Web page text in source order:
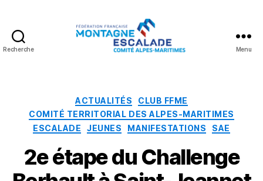
Recherche
Escalade
Menu
Catégories
ACTUALITÉS
CLUB FFME
COMITÉ TERRITORIAL DES ALPES-MARITIMES
ESCALADE
JEUNES MANIFESTATIONS SAE
2e étape du Challenge